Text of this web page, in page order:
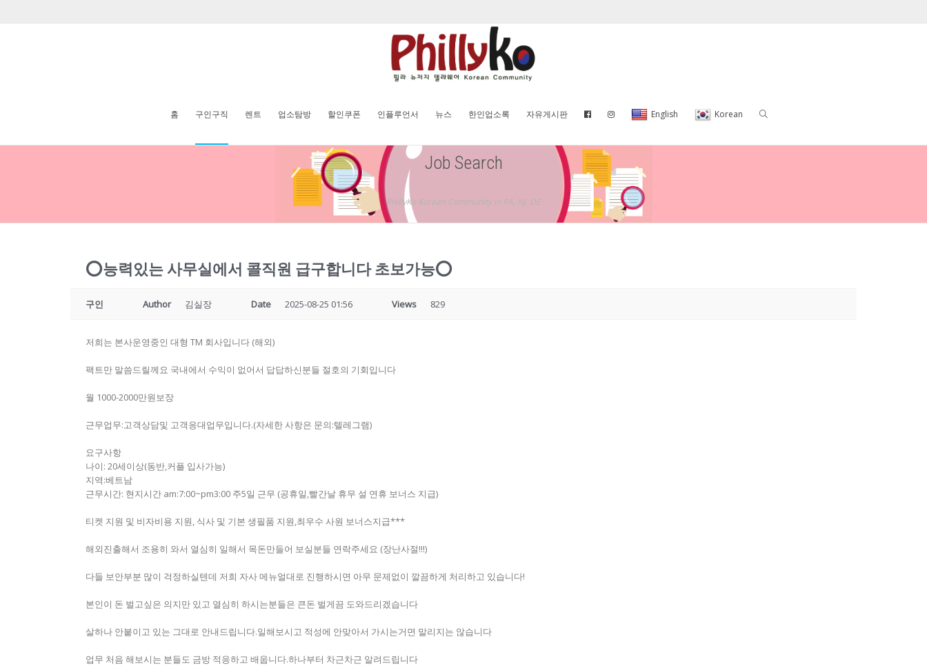
홈 구인구직 렌트 업소탐방 할인쿠폰 인플루언서 뉴스 한인업소록 자유게시판 English Korean
Job Search
PhillyKo Korean Community in PA, NJ, DE
⭕️능력있는 사무실에서 콜직원 급구합니다 초보가능⭕️
구인 Author 김실장 Date 2025-08-25 01:56 Views 829
저희는 본사운영중인 대형 TM 회사입니다 (해외)
팩트만 말씀드릴께요 국내에서 수익이 없어서 답답하신분들 절호의 기회입니다
월 1000-2000만원보장
근무업무:고객상담및 고객응대업무입니다.(자세한 사항은 문의:텔레그램)
요구사항
나이: 20세이상(동반,커플 입사가능)
지역:베트남
근무시간: 현지시간 am:7:00~pm3:00 주5일 근무 (공휴일,빨간날 휴무 설 연휴 보너스 지급)
티켓 지원 및 비자비용 지원, 식사 및 기본 생필품 지원,최우수 사원 보너스지급***
해외진출해서 조용히 와서 열심히 일해서 목돈만들어 보실분들 연락주세요 (장난사절!!!)
다들 보안부분 많이 걱정하실텐데 저희 자사 메뉴얼대로 진행하시면 아무 문제없이 깔끔하게 처리하고 있습니다!
본인이 돈 벌고싶은 의지만 있고 열심히 하시는분들은 큰돈 벌게끔 도와드리겠습니다
살하나 안붙이고 있는 그대로 안내드립니다.일해보시고 적성에 안맞아서 가시는거면 말리지는 않습니다
업무 처음 해보시는 분들도 금방 적응하고 배웁니다.하나부터 차근차근 알려드립니다